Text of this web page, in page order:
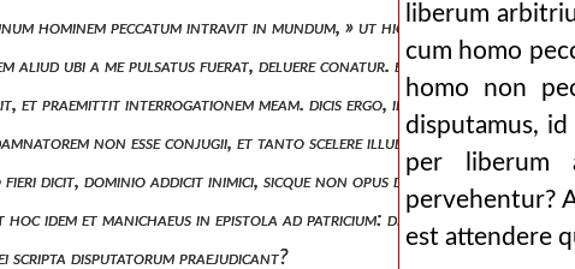
hominem peccatum intravit in mundum, » ut hic ostensum est
aliud ubi a me pulsatus fuerat, deluere conatur. ego quippe
et praemittit interrogationem meam. dicis ergo, inquit, ideo illos esse
non esse conjugii, et tanto scelere illudere auribus imperitis,
dicit, dominio addicit inimici, sicque non opus daemonis arguit, cujus
idem et manichaeus in epistola ad patricium: dixit et in epistola
scripta disputatorum praejudicant?
liberum
cum homo
homo non
disputamus,
per liberum
pervehentur?
est attendere